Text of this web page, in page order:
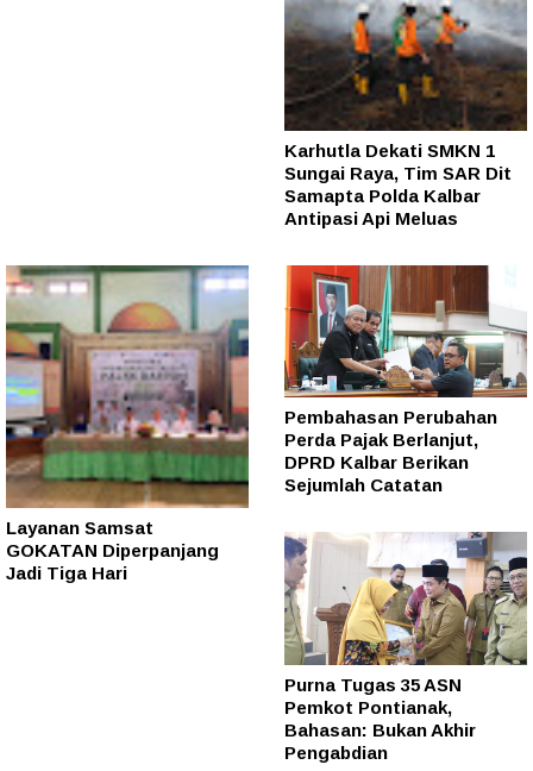
Karhutla Dekati SMKN 1
Sungai Raya, Tim SAR Dit
Samapta Polda Kalbar
Antipasi Api Meluas
Layanan Samsat
GOKATAN Diperpanjang
Jadi Tiga Hari
Pembahasan Perubahan
Perda Pajak Berlanjut,
DPRD Kalbar Berikan
Sejumlah Catatan
Purna Tugas 35 ASN
Pemkot Pontianak,
Bahasan: Bukan Akhir
Pengabdian